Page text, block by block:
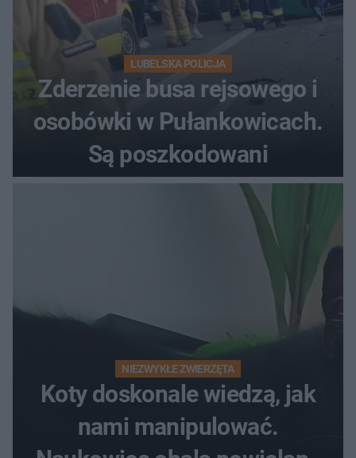
LUBELSKA POLICJA
Zderzenie busa rejsowego i
osobówki w Pułankowicach.
Są poszkodowani
NIEZWYKŁE ZWIERZĘTA
Koty doskonale wiedzą, jak
nami manipulować.